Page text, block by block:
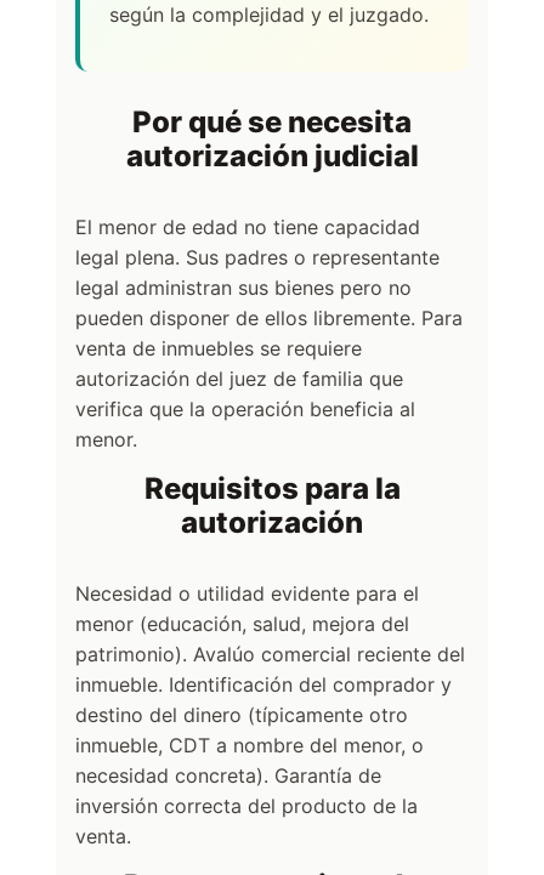
según la complejidad y el juzgado.
Por qué se necesita
autorización judicial
El menor de edad no tiene capacidad
legal plena. Sus padres o representante
legal administran sus bienes pero no
pueden disponer de ellos libremente. Para
venta de inmuebles se requiere
autorización del juez de familia que
verifica que la operación beneficia al
menor.
Requisitos para la
autorización
Necesidad o utilidad evidente para el
menor (educación, salud, mejora del
patrimonio). Avalúo comercial reciente del
inmueble. Identificación del comprador y
destino del dinero (típicamente otro
inmueble, CDT a nombre del menor, o
necesidad concreta). Garantía de
inversión correcta del producto de la
venta.